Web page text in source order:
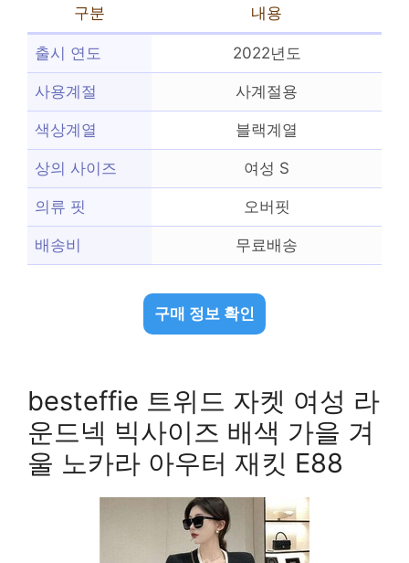
구분 내용
출시 연도 2022년도
사용계절 사계절용
색상계열 블랙계열
상의 사이즈 여성 S
의류 핏 오버핏
배송비 무료배송
구매 정보 확인
besteffie 트위드 자켓 여성 라
운드넥 빅사이즈 배색 가을 겨
울 노카라 아우터 재킷 E88